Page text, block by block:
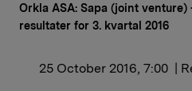
Orkla ASA: Sapa (joint
resultater for 3. kvartal 2016
25 October 2016, 7:00 |